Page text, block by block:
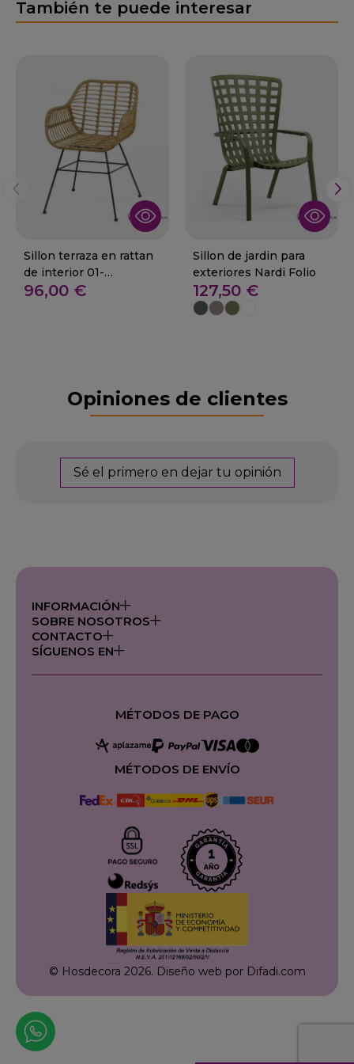
También te puede interesar
Sillon terraza en rattan
de interior 01-
Caballeros
96,00 €
Sillon de jardin para
exteriores Nardi Folio
127,50 €
Opiniones de clientes
Sé el primero en dejar tu opinión
INFORMACIÓN
SOBRE NOSOTROS
CONTACTO
SÍGUENOS EN
MÉTODOS DE PAGO
MÉTODOS DE ENVÍO
© Hosdecora 2026. Diseño web por Difadi.com